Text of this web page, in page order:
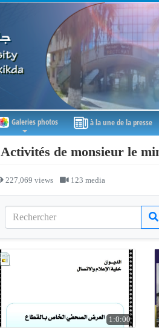
Galeries photos à la une de la presse
Activités de monsieur le
227,069 views 123 media
1:0:00